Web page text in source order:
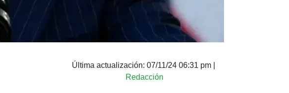
Última actualización: 07/11/24 06:31 pm|
Redacción